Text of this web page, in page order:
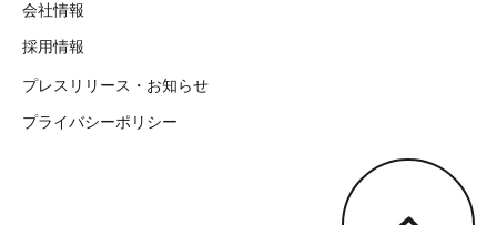
会社情報
採用情報
プレスリリース・お知らせ
プライバシーポリシー